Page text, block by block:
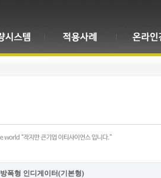
방폭형 인디게이터(기본형)